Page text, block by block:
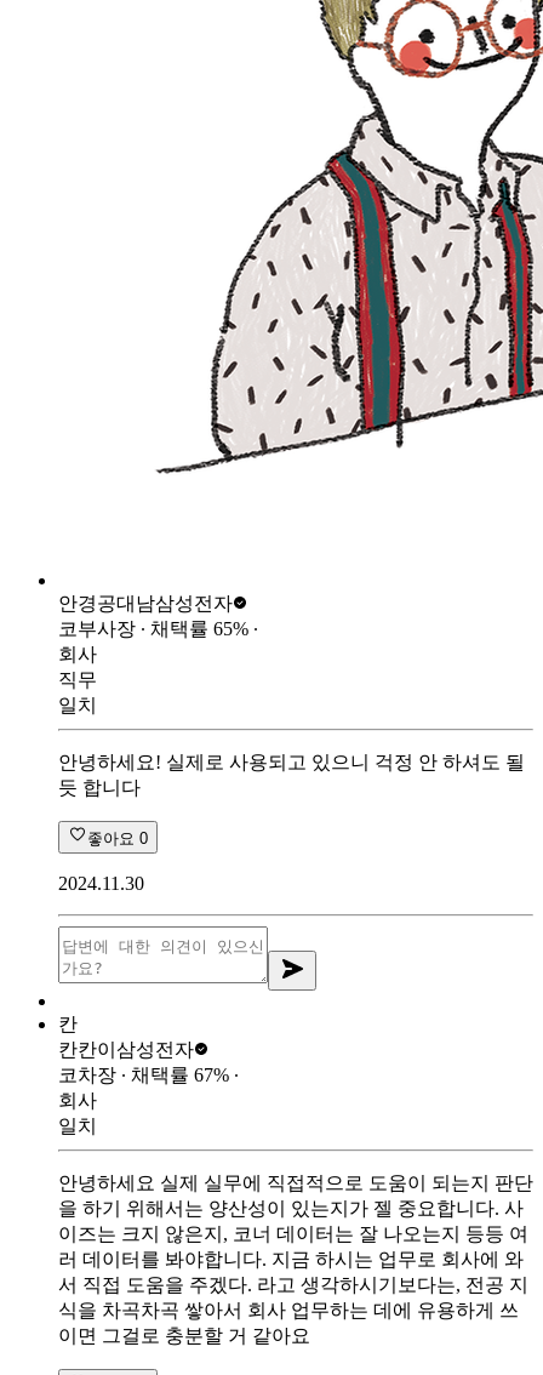
안경공대남삼성전자
코부사장 ∙ 채택률 65% ∙
회사
직무
일치
안녕하세요! 실제로 사용되고 있으니 걱정 안 하셔도 될
듯 합니다
좋아요 0
2024.11.30
칸
칸칸이 삼성전자
코차장 ∙ 채택률 67% ∙
회사
일치
안녕하세요 실제 실무에 직접적으로 도움이 되는지 판단
을 하기 위해서는 양산성이 있는지가 젤 중요합니다. 사
이즈는 크지 않은지, 코너 데이터는 잘 나오는지 등등 여
러 데이터를 봐야합니다. 지금 하시는 업무로 회사에 와
서 직접 도움을 주겠다. 라고 생각하시기보다는, 전공 지
식을 차곡차곡 쌓아서 회사 업무하는 데에 유용하게 쓰
이면 그걸로 충분할 거 같아요